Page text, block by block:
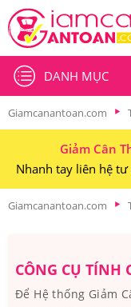
DANH MỤC
Giamcanantoan.com
Giảm Cân
Nhanh tay liên hệ
Giamcanantoan.com
CÔNG CỤ TÍNH
Để Hệ thống Giảm